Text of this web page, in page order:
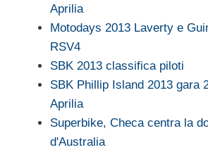
Aprilia
Motodays 2013 Laverty e
RSV4
SBK 2013 classifica piloti
SBK Phillip Island 2013 gara
Aprilia
Superbike, Checa centra la
d'Australia